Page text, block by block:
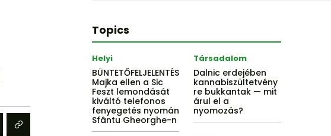
Topics
Helyi
BÜNTETŐFELJELENTÉS
Majka ellen a Sic
Feszt lemondását
kiváltó telefonos
fenyegetés nyomán
Sfântu Gheorghe-n
Társadalom
Dalnic erdejében
kannabiszültetvény
re bukkantak — mit
árul el a
nyomozás?